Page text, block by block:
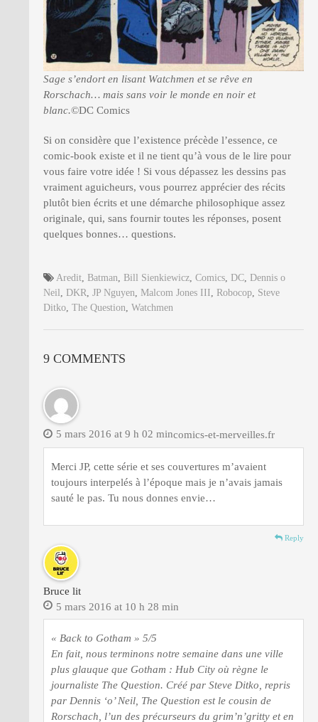
Sage s’endort en lisant Watchmen et se rêve en
Rorschach… mais sans voir le monde en noir et
blanc.©DC Comics
Si on considère que l’existence précède l’essence, ce
comic-book existe et il ne tient qu’à vous de le lire pour
vous faire votre idée ! Si vous dépassez les dessins pas
vraiment aguicheurs, vous pourrez apprécier des récits
plutôt bien écrits et une démarche philosophique assez
originale, qui, sans fournir toutes les réponses, posent
quelques bonnes… questions.
Aredit Batman Bill Sienkiewicz Comics DC Dennis o
Neil
DKR JP Nguyen Malcom Jones III Robocop Steve
Ditko The Question Watchmen
9 COMMENTS
comics-et-merveilles.fr
5 mars 2016 at 9 h 02 min
Merci JP, cette série et ses couvertures m’avaient
toujours interpelés à l’époque mais je n’avais jamais
sauté le pas. Tu nous donnes envie…
Reply
Bruce lit
5 mars 2016 at 10 h 28 min
« Back to Gotham » 5/5
En fait, nous terminons notre semaine dans une ville
plus glauque que Gotham : Hub City où règne le
journaliste The Question. Créé par Steve Ditko, repris
par Dennis ‘o’ Neil, The Question est le cousin de
Rorschach, l’un des précurseurs du grim’n’gritty et en